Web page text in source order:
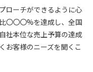
ローチができるように心
〇〇〇%を達成し、全国
社本位な売上予算の達成
お客様のニーズを聞くこ